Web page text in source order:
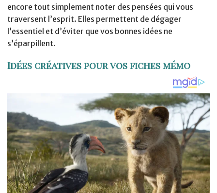
encore tout simplement noter des pensées qui vous
traversent l’esprit. Elles permettent de dégager
l’essentiel et d’éviter que vos bonnes idées ne
s’éparpillent.
Idées créatives pour vos fiches mémo